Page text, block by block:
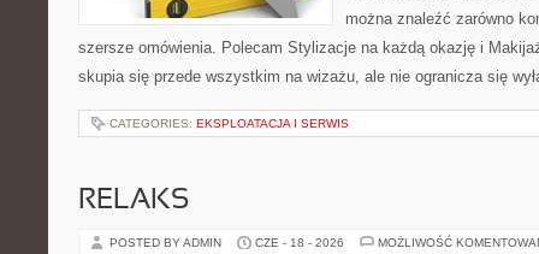
można znaleźć zarówno
szersze omówienia. Polecam Stylizacje na każdą okazję i
skupia się przede wszystkim na wizażu, ale nie ogranicza się
CATEGORIES: EKSPLOATACJA I SERWIS
RELAKS
POSTED BY ADMIN CZE - 18 - 2026 MOŻLIWOŚĆ